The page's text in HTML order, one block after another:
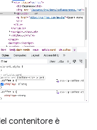
contenitore è